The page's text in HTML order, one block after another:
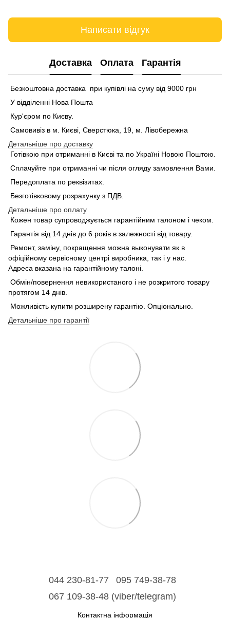
Написати відгук
Доставка Оплата Гарантія
Безкоштовна доставка при купівлі на суму від 9000 грн
У відділенні Нова Пошта
Кур'єром по Києву.
Самовивіз в м. Києві, Сверстюка, 19, м. Лівобережна
Детальніше про доставку
Готівкою при отриманні в Києві та по Україні Новою Поштою.
Сплачуйте при отриманні чи після огляду замовлення Вами.
Передоплата по реквізитах.
Безготівковому розрахунку з ПДВ.
Детальніше про оплату
Кожен товар супроводжується гарантійним талоном і чеком.
Гарантія від 14 днів до 6 років в залежності від товару.
Ремонт, заміну, покращення можна выконувати як в
офіційному сервісному центрі виробника, так і у нас.
Адреса вказана на гарантійному талоні.
Обмін/повернення невикористаного і не розкритого товару
протягом 14 днів.
Можливість купити розширену гарантію. Опціонально.
Детальніше про гарантії
044 230-81-77
095 749-38-78
067 109-38-48 (viber/telegram)
Контактна інформація